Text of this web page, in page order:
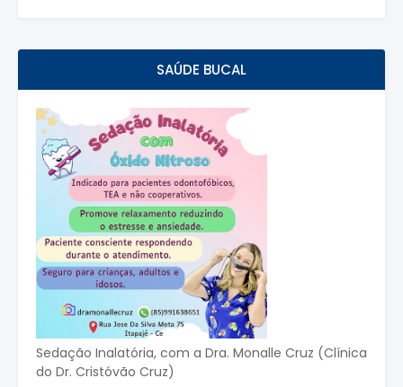
SAÚDE BUCAL
Sedação Inalatória, com a Dra. Monalle Cruz (Clínica
do Dr. Cristóvão Cruz)